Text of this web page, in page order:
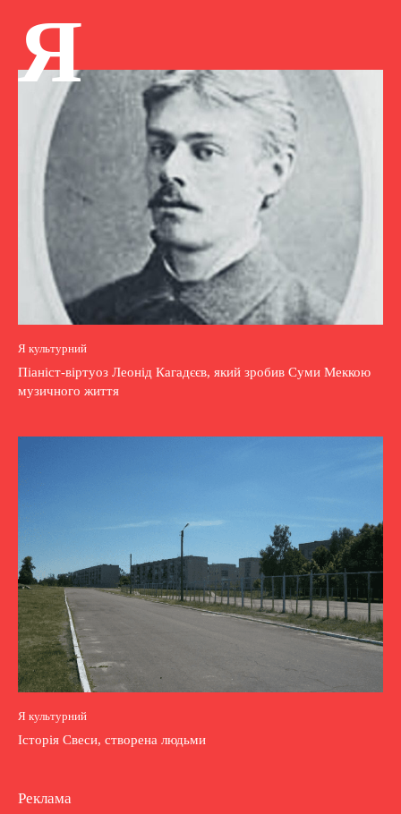
Я
Я культурний
Піаніст-віртуоз Леонід Кагадєєв, який зробив Суми Меккою
музичного життя
Я культурний
Історія Свеси, створена людьми
Реклама